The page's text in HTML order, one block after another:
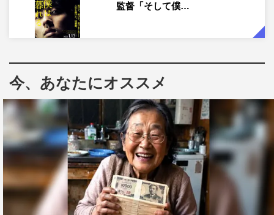
岡田：番組のスタッフさんがホームパーティーはこういう
ものだなとかいろいろゲームなど組み入れてくださって一
さんもうそなしで楽しんでくださっているんじゃないかな
と収録しながら思ったので純粋にうれしかったです！
◆視聴者へのメッセージをお願いします！
宮田：土曜日のお昼はきっと「今日なにしようかな～」
「今日はのんびりしよ～」と思っている方々が見てくださ
ると思うんですけどお家でホームパーティーしたらこんな
に楽しめるんだ！など見ながら一緒に参加しているような
監督「そして僕…
今、あなたにオススメ